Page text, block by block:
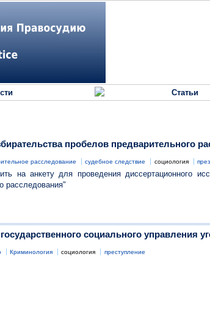
Статьи
пробелов предварительного
расследование судебное следствие социология
на анкету для проведения диссертационного
расследования"
социального управления
Криминология социология преступление